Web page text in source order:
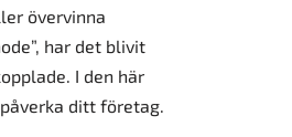
övervinna
har det blivit
I den här
ditt företag.